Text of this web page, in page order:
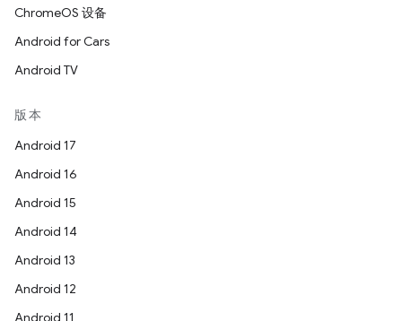
ChromeOS 设备
Android for Cars
Android TV
版本
Android 17
Android 16
Android 15
Android 14
Android 13
Android 12
Android 11